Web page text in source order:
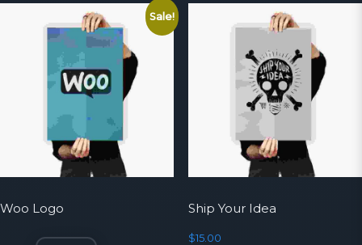
Sale!
Woo Logo
Original
Ship Your Idea
$15.00